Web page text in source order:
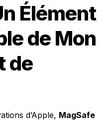
Élément
de Mon
de
d’Apple, MagSafe